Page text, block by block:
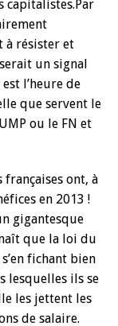
capitalistes.Par
à résister et
un signal
l’heure de
que servent le
ou le FN et
françaises ont, à
en 2013 !
gigantesque
que la loi du
fichant bien
lesquelles ils se
les jettent les
de salaire.